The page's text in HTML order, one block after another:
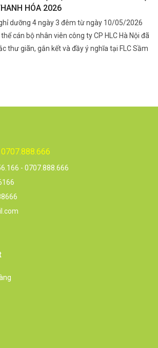
HÓA 2026
dưỡng 4 ngày 3 đêm từ ngày 10/05/2026
cán bộ nhân viên công ty CP HLC Hà Nội đã
thư giãn, gắn kết và đầy ý nghĩa tại FLC Sầm
- 0707.888.666